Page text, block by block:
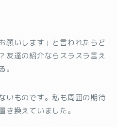
願いします」と言われたらど
友達の紹介ならスラスラ言え
。
いものです。私も周囲の期待
き換えていました。